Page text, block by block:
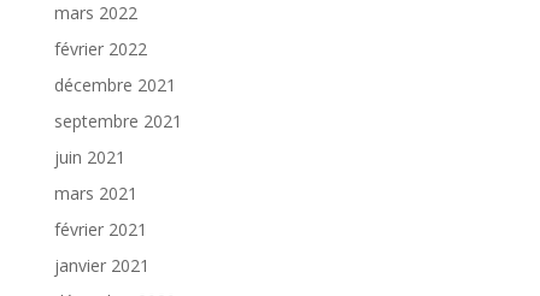
mars 2022
février 2022
décembre 2021
septembre 2021
juin 2021
mars 2021
février 2021
janvier 2021